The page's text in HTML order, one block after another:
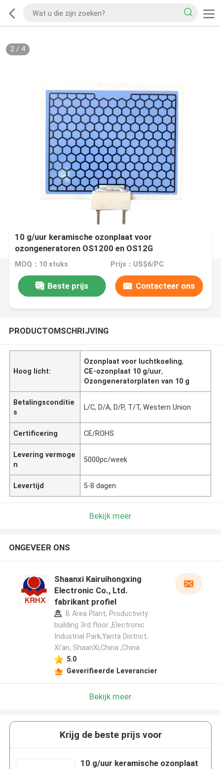
2/ 4
10 g/uur keramische ozonplaat voor
ozongeneratoren OS1200 en OS12G
MOQ：10 stuks Prijs：US$6/PC
Beste prijs Contacteer ons
PRODUCTOMSCHRIJVING
Hoog licht:
Ozonplaat voor luchtkoeling,
CE-ozonplaat 10 g/uur,
Ozongeneratorplaten van 10 g
Betalingsconditie
s
L/C, D/A, D/P, T/T, Western Union
Certificering CE/ROHS
Levering vermoge
n
5000pc/week
Levertijd 5-8 dagen
Bekijk meer
ONGEVEER ONS
Shaanxi Kairuihongxing
Electronic Co., Ltd.
fabrikant profiel
B Area Plant, Productivity
building 3rd floor ,Electronic
Industrial Park,Yanta District,
Xi'an, ShaanXi,China ,China
5.0
Geverifieerde Leverancier
Bekijk meer
Krijg de beste prijs voor
10 g/uur keramische ozonplaat